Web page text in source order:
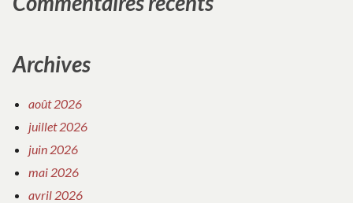
Archives
août 2026
juillet 2026
juin 2026
mai 2026
avril 2026